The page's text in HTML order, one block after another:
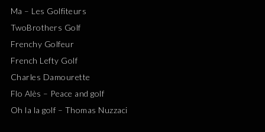
Ma – Les Golfiteurs
TwoBrothers Golf
Frenchy Golfeur
French Lefty Golf
Charles Damourette
Flo Alès – Peace and golf
Oh la la golf – Thomas Nuzzaci